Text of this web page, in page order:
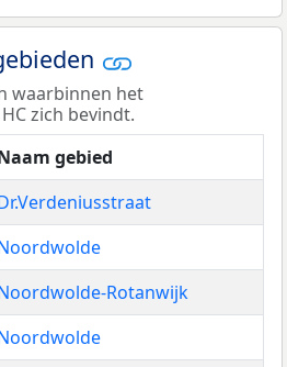
waarbinnen het
zich bevindt.
gebied
Rotanwijk